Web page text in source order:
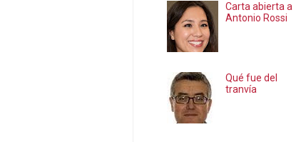
Carta abierta a
Antonio Rossi
Qué fue del
tranvía